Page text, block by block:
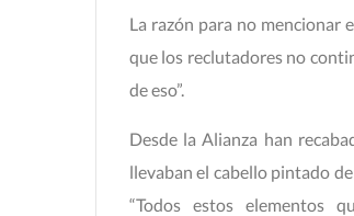
La razón para no mencionar
que los reclutadores no
de eso”.
Desde la Alianza han
llevaban el cabello pintado
“Todos estos elementos